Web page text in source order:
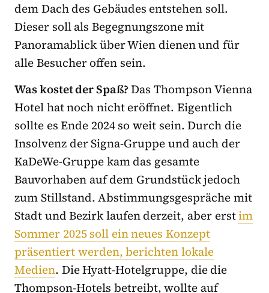
dem Dach des Gebäudes entstehen soll.
Dieser soll als Begegnungszone mit
Panoramablick über Wien dienen und für
alle Besucher offen sein.
Was kostet der Spaß?Das Thompson Vienna
Hotel hat noch nicht eröffnet. Eigentlich
sollte es Ende 2024 so weit sein. Durch die
Insolvenz der Signa-Gruppe und auch der
KaDeWe-Gruppe kam das gesamte
Bauvorhaben auf dem Grundstück jedoch
zum Stillstand. Abstimmungsgespräche mit
Stadt und Bezirk laufen derzeit, aber erstim
Sommer 2025 soll ein neues Konzept
präsentiert werden, berichten lokale
Medien. Die Hyatt-Hotelgruppe, die die
Thompson-Hotels betreibt, wollte auf